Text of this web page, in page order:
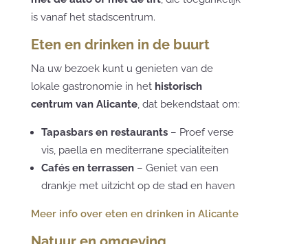
is vanaf het stadscentrum.
Eten en drinken in de buurt
Na uw bezoek kunt u genieten van de
lokale gastronomie in het historisch
centrum van Alicante, dat bekendstaat om:
Tapasbars en restaurants– Proef verse
vis, paella en mediterrane specialiteiten
Cafés en terrassen– Geniet van een
drankje met uitzicht op de stad en haven
Meer info over eten en drinken in Alicante